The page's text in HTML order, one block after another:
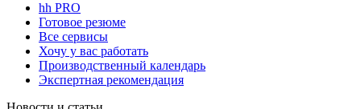
hh PRO
Готовое резюме
Все сервисы
Хочу у вас работать
Производственный календарь
Экспертная рекомендация